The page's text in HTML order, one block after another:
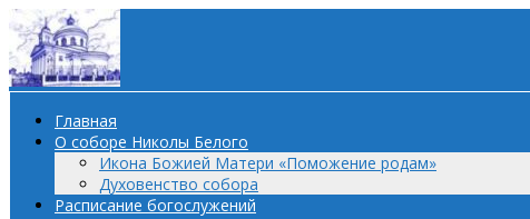
Главная
О соборе Николы Белого
Икона Божией Матери «Поможение родам»
Духовенство собора
Расписание богослужений